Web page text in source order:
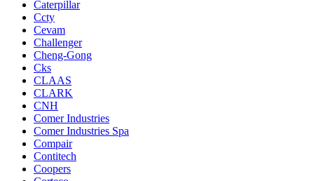
Caterpillar
Ccty
Cevam
Challenger
Cheng-Gong
Cks
CLAAS
CLARK
CNH
Comer Industries
Comer Industries Spa
Compair
Contitech
Coopers